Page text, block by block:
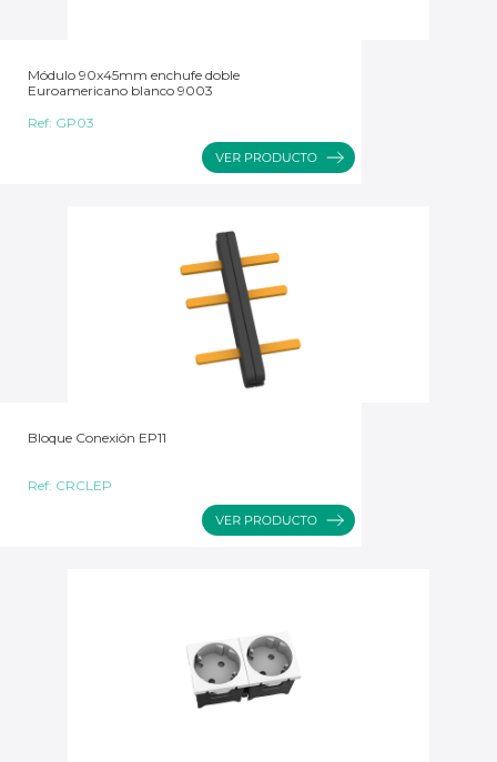
Módulo 90x45mm enchufe doble
Euroamericano blanco 9003
Ref: GP03
Bloque Conexión EP11
Ref: CRCLEP